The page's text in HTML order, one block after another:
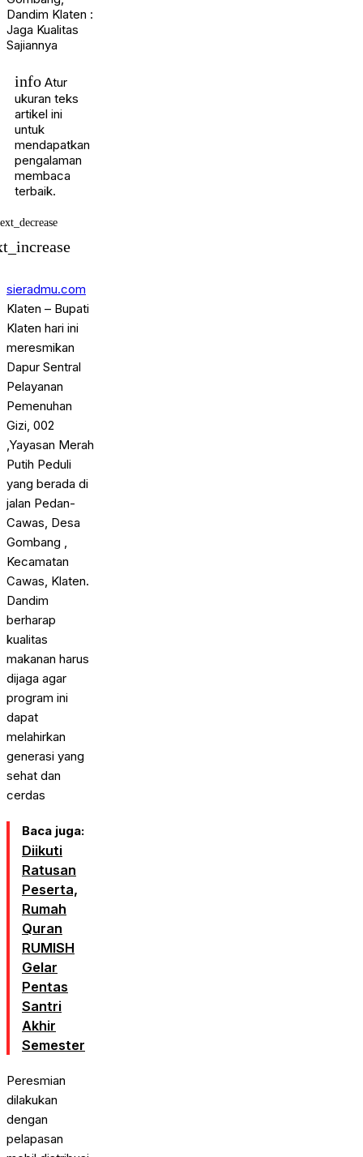
info Atur
ukuran teks
artikel ini
untuk
mendapatkan
pengalaman
membaca
terbaik.
sieradmu.com
Klaten – Bupati
Klaten hari ini
meresmikan
Dapur Sentral
Pelayanan
Pemenuhan
Gizi, 002
,Yayasan Merah
Putih Peduli
yang berada di
jalan Pedan-
Cawas, Desa
Gombang ,
Kecamatan
Cawas, Klaten.
Dandim
berharap
kualitas
makanan harus
dijaga agar
program ini
dapat
melahirkan
generasi yang
sehat dan
cerdas
Baca juga:
Diikuti
Ratusan
Peserta,
Rumah
Quran
RUMISH
Gelar
Pentas
Santri
Akhir
Semester
Peresmian
dilakukan
dengan
pelapasan